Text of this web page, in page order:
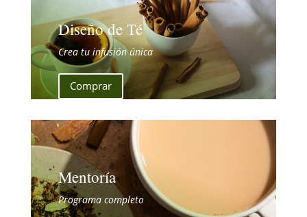
Diseño de Té
Crea tu infusión única
Comprar
Mentoría
Programa completo